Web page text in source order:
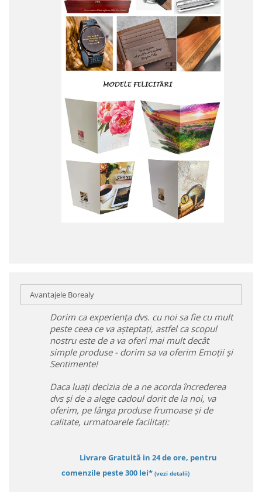
Avantajele Borealy
Dorim ca experiența dvs. cu noi sa fie cu mult
peste ceea ce va așteptați, astfel ca scopul
nostru este de a va oferi mai mult decât
simple produse - dorim sa va oferim Emoții și
Sentimente!
Daca luați decizia de a ne acorda încrederea
dvs și de a alege cadoul dorit de la noi, va
oferim, pe lânga produse frumoase și de
calitate, urmatoarele facilitați:
Livrare Gratuită in 24 de ore, pentru
comenzile peste 300 lei* (vezi detalii)